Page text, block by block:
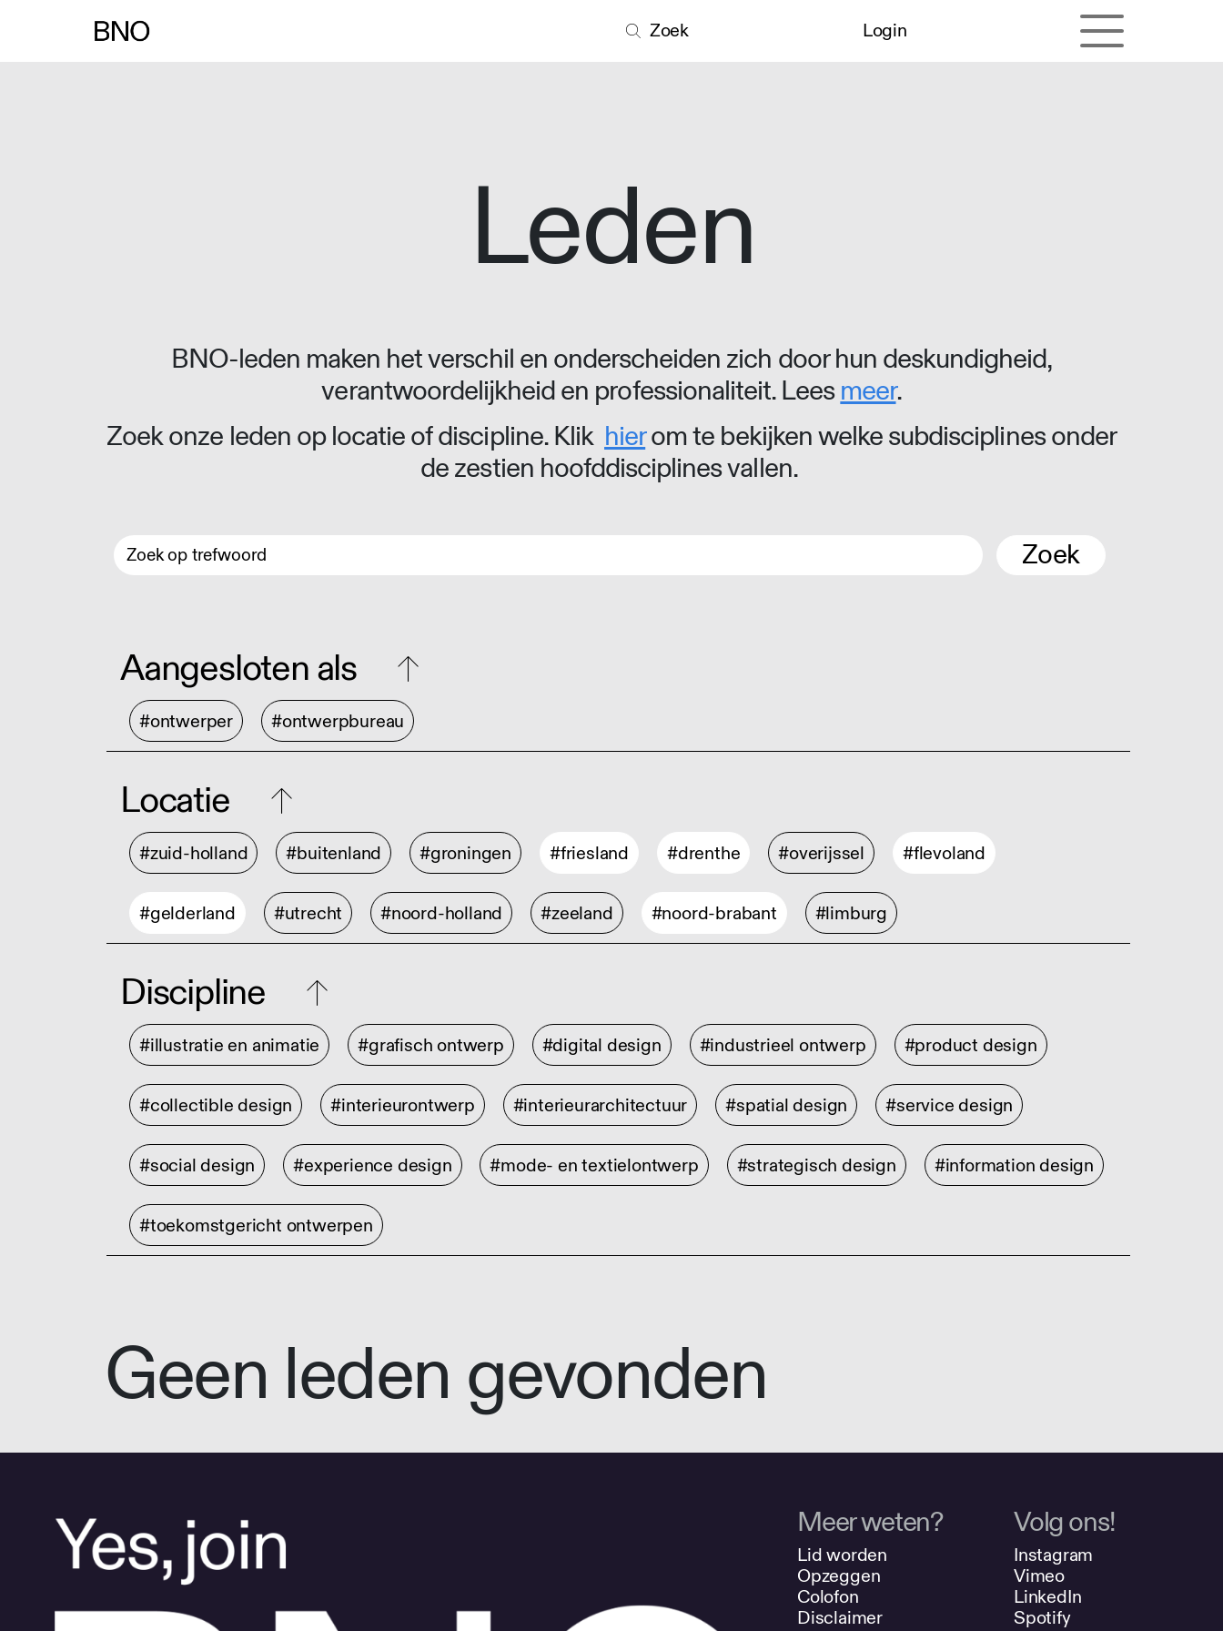
Zoek Login
Leden
BNO-leden maken het verschil en onderscheiden zich door hun deskundigheid,
verantwoordelijkheid en professionaliteit. Leesmeer.
Zoek onze leden op locatie of discipline. Klik hierom te bekijken welke subdisciplines onder
de zestien hoofddisciplines vallen.
Zoek
Aangesloten als
#ontwerper #ontwerpbureau
Locatie
#zuid-holland #buitenland #groningen #friesland #drenthe #overijssel #flevoland
#gelderland #utrecht #noord-holland #zeeland #noord-brabant #limburg
Discipline
#illustratie en animatie #grafisch ontwerp #digital design #industrieel ontwerp #product design
#collectible design #interieurontwerp #interieurarchitectuur #spatial design #service design
#social design #experience design #mode- en textielontwerp #strategisch design #information design
#toekomstgericht ontwerpen
Geen leden gevonden
Meer weten?
Lid worden
Opzeggen
Colofon
Disclaimer
Volg ons!
Instagram
Vimeo
LinkedIn
Spotify